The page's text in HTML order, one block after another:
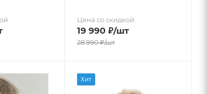
Цена со скидкой
19 990 ₽/шт
28 990₽/шт
Хит